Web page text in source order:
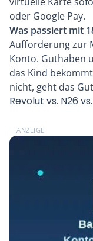
oder Google Pay.
Was passiert mit
Aufforderung zur
Konto. Guthaben
das Kind
nicht, geht das
Revolut vs. N26